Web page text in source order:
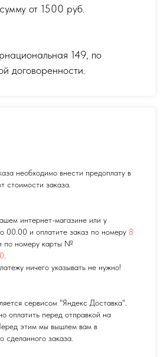
от 1500 руб.
149, по
договоренности.
необходимо внести предоплату в
стоимости заказа.
интернет-магазине или у
00.00 и оплатите заказ по номеру 8
по номеру карты №
ничего указывать не нужно!
сервисом "Яндекс Доставка".
оплатить перед отправкой на
этим мы вышлем вам в
сделанного заказа.